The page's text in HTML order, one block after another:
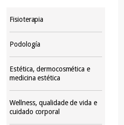
Fisioterapia
Podología
Estética, dermocosmética e
medicina estética
Wellness, qualidade de vida e
cuidado corporal